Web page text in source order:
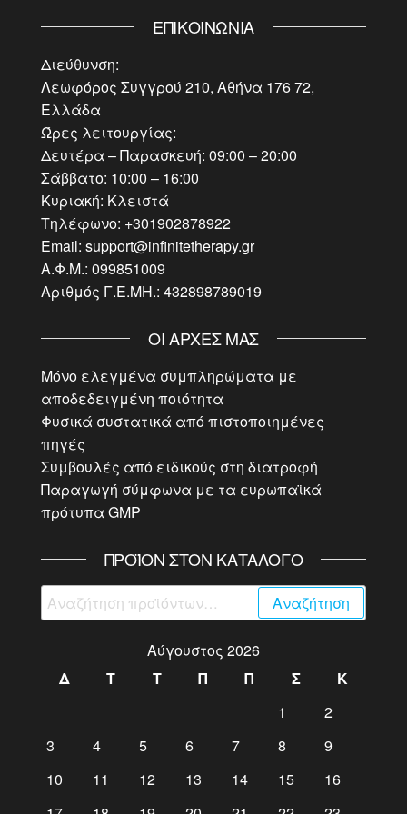
ΕΠΙΚΟΙΝΩΝΊΑ
Διεύθυνση:
Λεωφόρος Συγγρού 210, Αθήνα 176 72,
Ελλάδα
Ώρες λειτουργίας:
Δευτέρα – Παρασκευή: 09:00 – 20:00
Σάββατο: 10:00 – 16:00
Κυριακή: Κλειστά
Τηλέφωνο: +301902878922
Email: support@infinitetherapy.gr
Α.Φ.Μ.: 099851009
Αριθμός Γ.Ε.ΜΗ.: 432898789019
ΟΙ ΑΡΧΈΣ ΜΑΣ
Μόνο ελεγμένα συμπληρώματα με
αποδεδειγμένη ποιότητα
Φυσικά συστατικά από πιστοποιημένες
πηγές
Συμβουλές από ειδικούς στη διατροφή
Παραγωγή σύμφωνα με τα ευρωπαϊκά
πρότυπα GMP
ΠΡΟΪΌΝ ΣΤΟΝ ΚΑΤΆΛΟΓΟ
Αναζήτηση
για:
Αναζήτηση
Αύγουστος 2026
Δ
Τ Τ Π Π Σ
Κ
1
2
3
4 5 6 7 8
9
10
11 12 13 14 15
16